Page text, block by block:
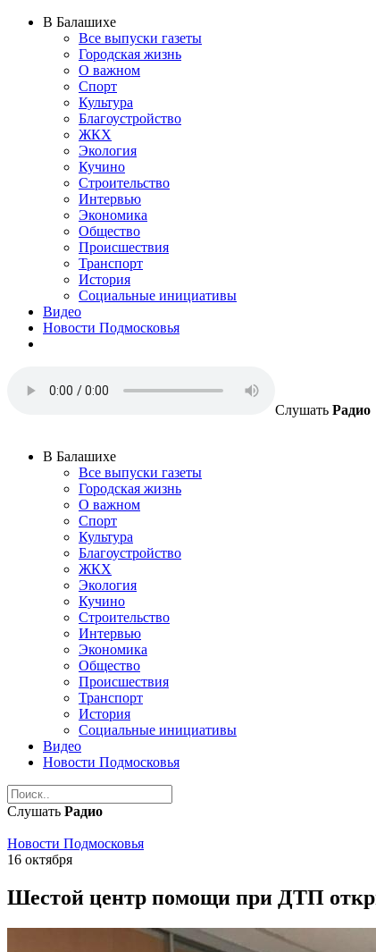
В Балашихе
Все выпуски газеты
Городская жизнь
О важном
Спорт
Культура
Благоустройство
ЖКХ
Экология
Кучино
Строительство
Интервью
Экономика
Общество
Происшествия
Транспорт
История
Социальные инициативы
Видео
Новости Подмосковья
Слушать Радио
В Балашихе
Все выпуски газеты
Городская жизнь
О важном
Спорт
Культура
Благоустройство
ЖКХ
Экология
Кучино
Строительство
Интервью
Экономика
Общество
Происшествия
Транспорт
История
Социальные инициативы
Видео
Новости Подмосковья
Слушать Радио
Новости Подмосковья
16 октября
Шестой центр помощи при ДТП